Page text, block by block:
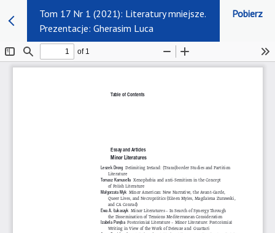
Tom 17 Nr 1 (2021): Literatury mniejsze.
Prezentacje: Gherasim Luca
Pobierz